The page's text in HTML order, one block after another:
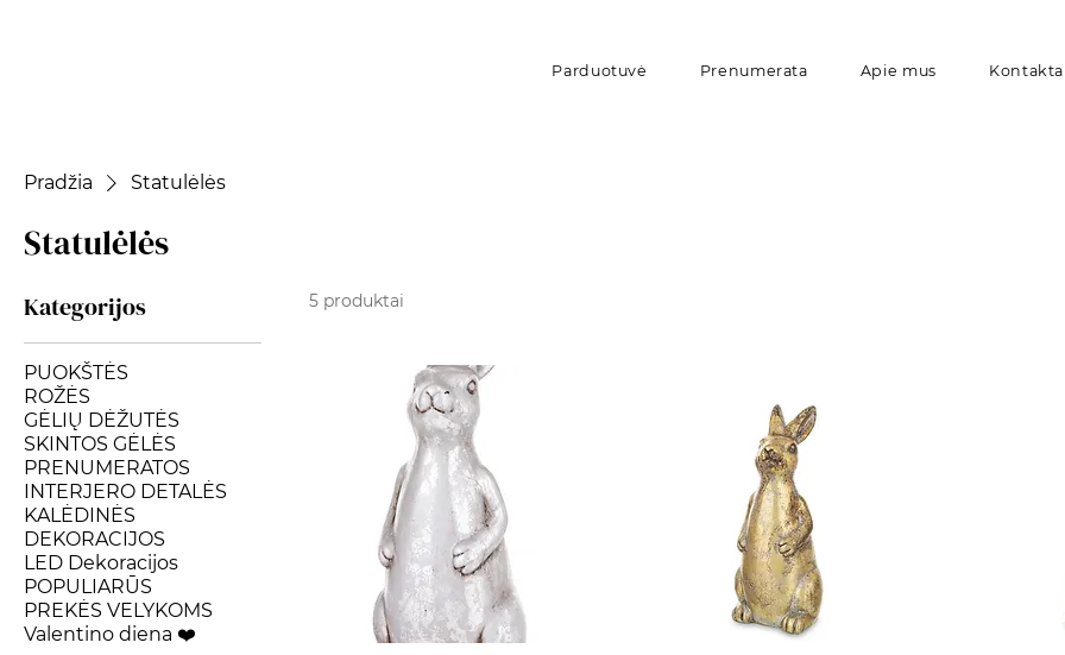
Parduotuvė Prenumerata Apie mus
Pradžia Statulėlės
Statulėlės
Kategorijos
PUOKŠTĖS
ROŽĖS
GĖLIŲ DĖŽUTĖS
SKINTOS GĖLĖS
PRENUMERATOS
INTERJERO DETALĖS
KALĖDINĖS
DEKORACIJOS
LED Dekoracijos
POPULIARŪS
PREKĖS VELYKOMS
Valentino diena ❤️
5 produktai